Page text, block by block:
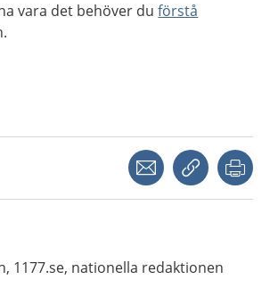
vara det behöver duförstå
Dela via mejlKopiera länk
1177.se, nationella redaktionen